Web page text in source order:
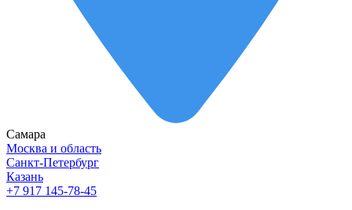
Самара
Москва и область
Санкт-Петербург
Казань
+7 917 145-78-45